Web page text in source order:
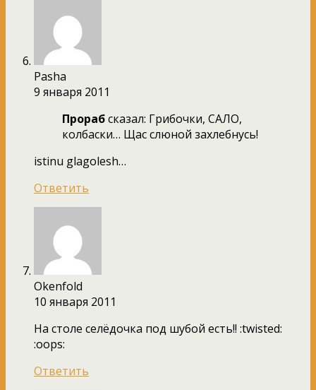
Pasha
9 января 2011
Прорабсказал: Грибочки, САЛО,
колбаски… Щас слюной захлебнусь!
istinu glagolesh…
Ответить
Okenfold
10 января 2011
На столе селёдочка под шубой есть!! :twisted:
:oops:
Ответить